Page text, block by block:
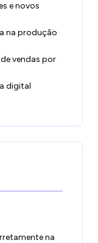
e novos
na produção
vendas por
digital
na